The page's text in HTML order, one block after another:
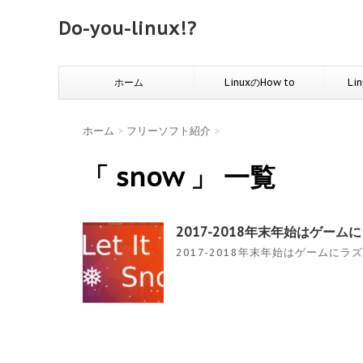
Do-you-linux!?
ホーム LinuxのHow to
ホーム > フリーソフト紹介 >
「 snow 」 一覧
2017-2018年末年始はゲーム
2017-2018年末年始はゲームにラ